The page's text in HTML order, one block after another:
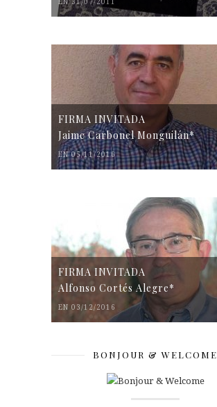
EN 31/07/2011
FIRMA INVITADA
Jaime Carbonel Monguilán*
EN 05/11/2016
FIRMA INVITADA
Alfonso Cortés Alegre*
EN 03/12/2016
BONJOUR & WELCOME